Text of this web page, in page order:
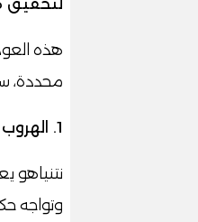
هذه
محددة،
1. الهروب من الأزمات السياسية الداخلية
نتنياهو
وتواجه